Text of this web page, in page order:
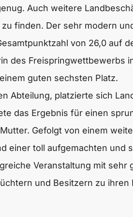
Auch weitere
finden. Der sehr modern
von 26,0 auf
des Freispringwettbewerbs
guten sechsten Platz.
Abteilung, platzierte sich
das Ergebnis für einen
Gefolgt von einem
einer toll aufgemachten und
Veranstaltung mit
und Besitzern zu ihren